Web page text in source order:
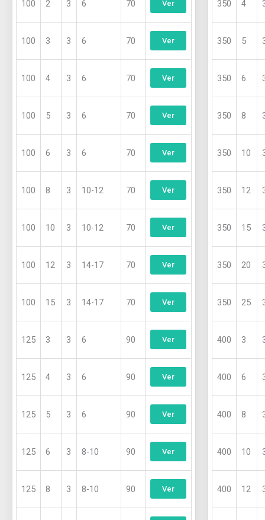
100 2 3 6 70 Ver
100 3 3 6 70 Ver
100 4 3 6 70 Ver
100 5 3 6 70 Ver
100 6 3 6 70 Ver
100 8 3 10-12 70 Ver
100 10 3 10-12 70 Ver
100 12 3 14-17 70 Ver
100 15 3 14-17 70 Ver
125 3 3 6 90 Ver
125 4 3 6 90 Ver
125 5 3 6 90 Ver
125 6 3 8-10 90 Ver
125 8 3 8-10 90 Ver
350 4
350 5
350 6
350 8
350 10
350 12
350 15
350 20
350 25
400 3
400 6
400 8
400 10
400 12